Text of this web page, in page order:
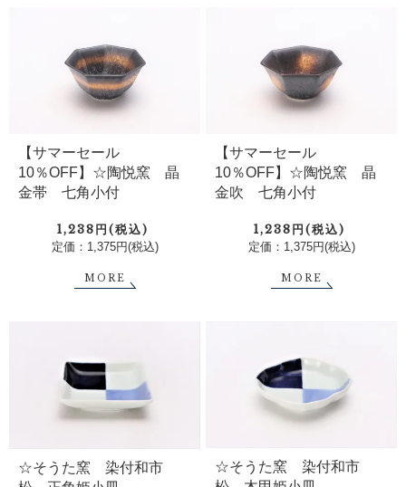
【サマーセール
10％OFF】☆陶悦窯 晶
金帯 七角小付
1,238円(税込)
定価：1,375円(税込)
MORE
【サマーセール
10％OFF】☆陶悦窯 晶
金吹 七角小付
1,238円(税込)
定価：1,375円(税込)
MORE
☆そうた窯 染付和市
☆そうた窯 染付和市